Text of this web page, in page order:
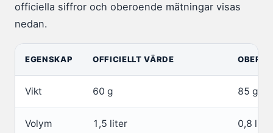
officiella siffror och oberoende mätningar visas
nedan.
EGENSKAP OFFICIELLT VÄRDE
Vikt 60 g 85 g
Volym 1,5 liter 0,8 liter